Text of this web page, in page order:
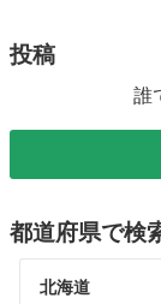
投稿
誰
都道府県で検
北海道